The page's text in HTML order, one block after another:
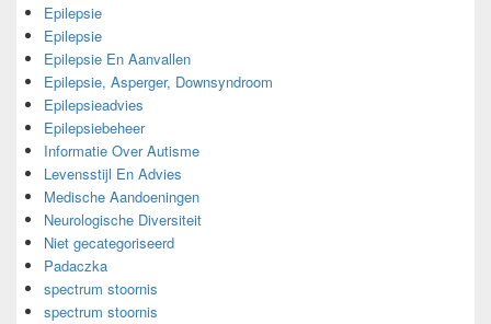
Epilepsie
Epilepsie
Epilepsie En Aanvallen
Epilepsie, Asperger, Downsyndroom
Epilepsieadvies
Epilepsiebeheer
Informatie Over Autisme
Levensstijl En Advies
Medische Aandoeningen
Neurologische Diversiteit
Niet gecategoriseerd
Padaczka
spectrum stoornis
spectrum stoornis